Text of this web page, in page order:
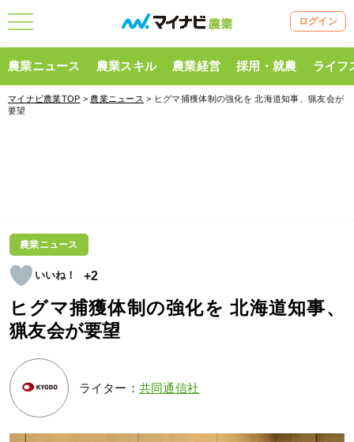
ログイン
農業ニュース 農業スキル 農業経営 採用・就農 ライフ
マイナビ農業TOP > 農業ニュース > ヒグマ捕獲体制の強化を 北海道知事、猟友会が
要望
農業ニュース
+2
ヒグマ捕獲体制の強化を 北海道知事、
猟友会が要望
ライター： 共同通信社